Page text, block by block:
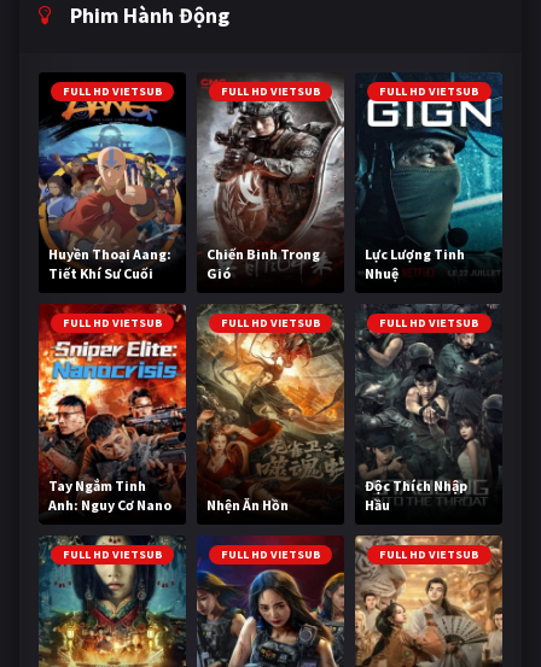
Phim Hành Động
FULL HD VIETSUB
Huyền Thoại Aang:
Tiết Khí Sư Cuối
Cùng
FULL HD VIETSUB
Chiến Binh Trong
Gió
FULL HD VIETSUB
Lực Lượng Tinh
Nhuệ
FULL HD VIETSUB
Tay Ngắm Tinh
Anh: Nguy Cơ Nano
FULL HD VIETSUB
Nhện Ăn Hồn
FULL HD VIETSUB
Độc Thích Nhập
Hầu
FULL HD VIETSUB FULL HD VIETSUB FULL HD VIETSUB